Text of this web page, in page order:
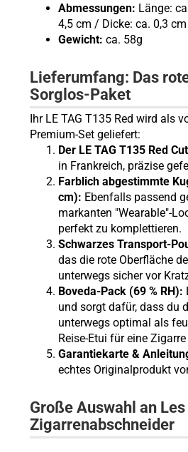
Abmessungen: Länge:
4,5 cm / Dicke: ca. 0,3 cm
Gewicht: ca. 58g
Lieferumfang: Das
Sorglos-Paket
Ihr LE TAG T135 Red wird als
Premium-Set geliefert:
Der LE TAG T135 Red
in Frankreich, präzise
Farblich abgestimmte
cm): Ebenfalls passend
markanten "Wearable"-
perfekt zu komplettieren.
Schwarzes Transport-
das die rote Oberfläche
unterwegs sicher vor
Boveda-Pack (69 % RH):
und sorgt dafür, dass du
unterwegs optimal als
Reise-Etui für eine
Garantiekarte &
echtes Originalprodukt
Große Auswahl an
Zigarrenabschneider